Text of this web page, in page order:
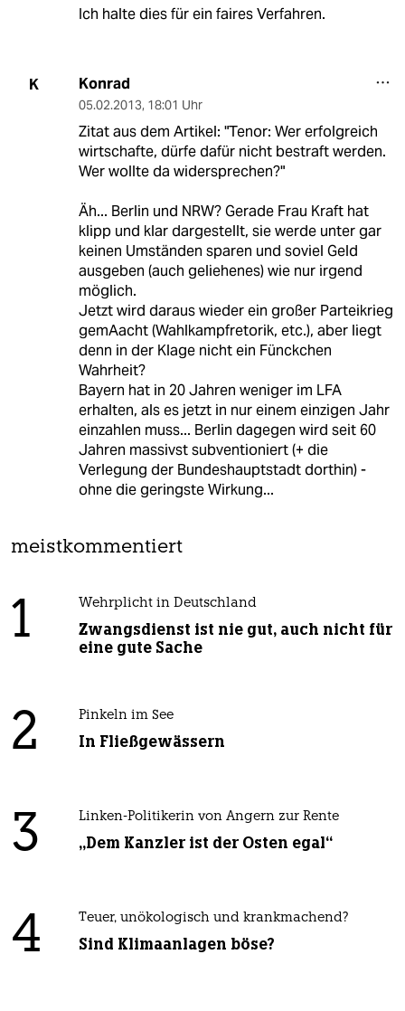
Ich halte dies für ein faires Verfahren.
K Konrad
05.02.2013, 18:01 Uhr
Zitat aus dem Artikel: "Tenor: Wer erfolgreich
wirtschafte, dürfe dafür nicht bestraft werden.
Wer wollte da widersprechen?"
Äh... Berlin und NRW? Gerade Frau Kraft hat
klipp und klar dargestellt, sie werde unter gar
keinen Umständen sparen und soviel Geld
ausgeben (auch geliehenes) wie nur irgend
möglich.
Jetzt wird daraus wieder ein großer Parteikrieg
gemAacht (Wahlkampfretorik, etc.), aber liegt
denn in der Klage nicht ein Fünckchen
Wahrheit?
Bayern hat in 20 Jahren weniger im LFA
erhalten, als es jetzt in nur einem einzigen Jahr
einzahlen muss... Berlin dagegen wird seit 60
Jahren massivst subventioniert (+ die
Verlegung der Bundeshauptstadt dorthin) -
ohne die geringste Wirkung...
meistkommentiert
1 Wehrplicht in Deutschland
Zwangsdienst ist nie gut, auch nicht für
eine gute Sache
2 Pinkeln im See
In Fließgewässern
3 Linken-Politikerin von Angern zur Rente
„Dem Kanzler ist der Osten egal“
4 Teuer, unökologisch und krankmachend?
Sind Klimaanlagen böse?